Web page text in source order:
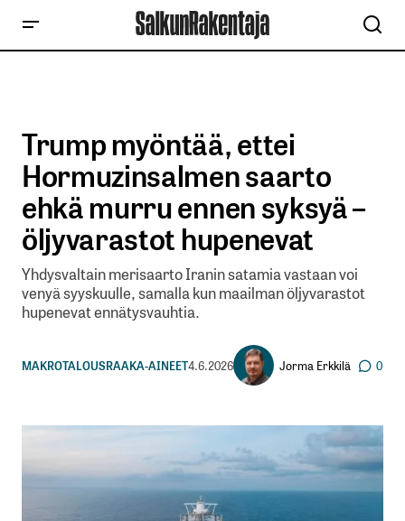
Trump myöntää, ettei
Hormuzinsalmen saarto
ehkä murru ennen syksyä –
öljyvarastot hupenevat
Yhdysvaltain merisaarto Iranin satamia vastaan voi
venyä syyskuulle, samalla kun maailman öljyvarastot
hupenevat ennätysvauhtia.
MAKROTALOUSRAAKA-AINEET4.6.2026 Jorma Erkkilä 0